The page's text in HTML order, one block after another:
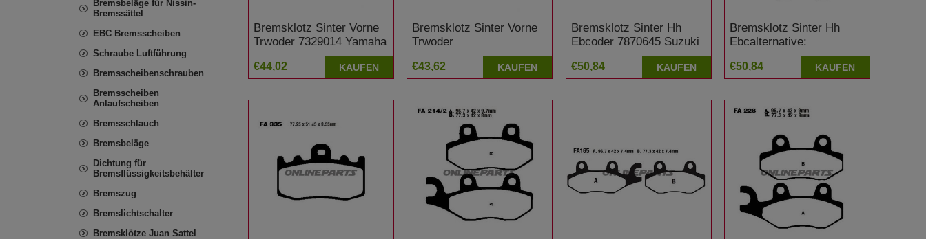
Bremsklotz Sinter Vorne
Trwoder 7329014 Yamaha
€44,02 KAUFEN
Bremsklotz Sinter Vorne
Trwoder
7320518/7329022 Suzuki
AN 400 Burgman
€43,62 KAUFEN
Bremsklotz Sinter Hh
Ebcoder 7870645 Suzuki
€50,84 KAUFEN
Bremsklotz Sinter Hh
Ebcalternative:
7875131/7871924
Triumph Sprint 955 ST
€50,84 KAUFEN
Bremsbeläge für Nissin-
Bremssättel
EBC Bremsscheiben
Schraube Luftführung
Bremsscheibenschrauben
Bremsscheiben
Anlaufscheiben
Bremsschlauch
Bremsbeläge
Dichtung für
Bremsflüssigkeitsbehälter
Bremszug
Bremslichtschalter
Bremsklötze Juan Sattel